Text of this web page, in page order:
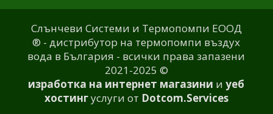
Слънчеви Системи и Термопомпи ЕООД
® - дистрибутор на термопомпи въздух
вода в България - всички права запазени
2021-2025 ©
изработка на интернет магазини иуеб
хостингуслуги от Dotcom.Services